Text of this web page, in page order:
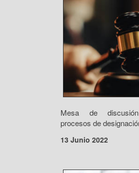
Mesa de
procesos de
13 Junio 2022